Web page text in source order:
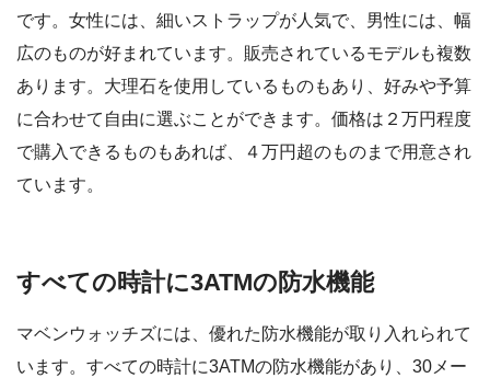
です。女性には、細いストラップが人気で、男性には、幅
広のものが好まれています。販売されているモデルも複数
あります。大理石を使用しているものもあり、好みや予算
に合わせて自由に選ぶことができます。価格は２万円程度
で購入できるものもあれば、４万円超のものまで用意され
ています。
すべての時計に3ATMの防水機能
マベンウォッチズには、優れた防水機能が取り入れられて
います。すべての時計に3ATMの防水機能があり、30メー